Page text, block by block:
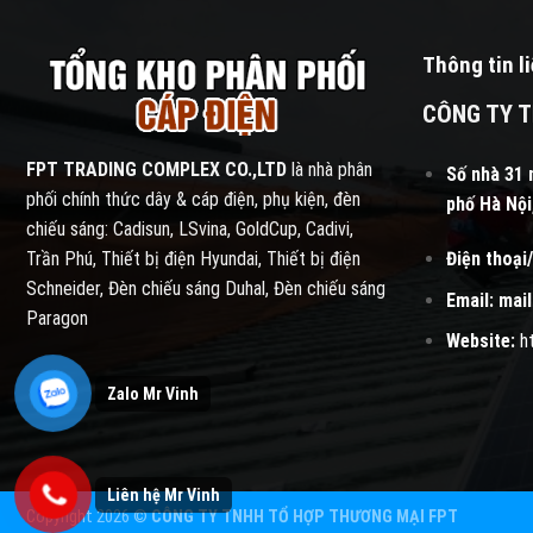
FPT TRADING COMPLEX CO.,LTD là nhà phân
phối chính thức dây & cáp điện, phụ kiện, đèn
chiếu sáng: Cadisun, LSvina, GoldCup, Cadivi,
Trần Phú, Thiết bị điện Hyundai, Thiết bị điện
Schneider, Đèn chiếu sáng Duhal, Đèn chiếu sáng
Paragon
Thông tin
CÔNG TY
Số nhà 31
phố Hà
Điện
Email:
Website:
Copyright 2026 ©CÔNG TY TNHH TỔ HỢP THƯƠNG MẠI FPT